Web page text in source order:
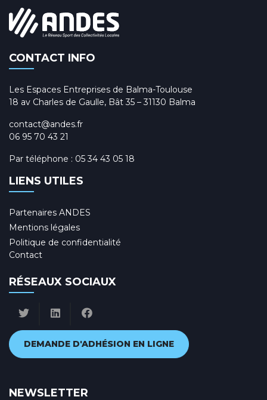
CONTACT INFO
Les Espaces Entreprises de Balma-Toulouse
18 av Charles de Gaulle, Bât 35 – 31130 Balma
contact@andes.fr
06 95 70 43 21
Par téléphone : 05 34 43 05 18
LIENS UTILES
Partenaires ANDES
Mentions légales
Politique de confidentialité
Contact
RÉSEAUX SOCIAUX
DEMANDE D'ADHÉSION EN LIGNE
NEWSLETTER